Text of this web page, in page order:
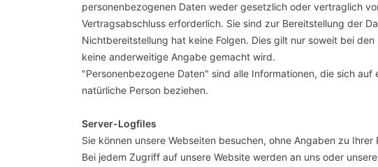
personenbezogenen Daten weder gesetzlich oder vertraglich
Vertragsabschluss erforderlich. Sie sind zur Bereitstellung der
Nichtbereitstellung hat keine Folgen. Dies gilt nur soweit bei
keine anderweitige Angabe gemacht wird.
"Personenbezogene Daten" sind alle Informationen, die sich
natürliche Person beziehen.
Server-Logfiles
Sie können unsere Webseiten besuchen, ohne Angaben zu Ihrer
Bei jedem Zugriff auf unsere Website werden an uns oder